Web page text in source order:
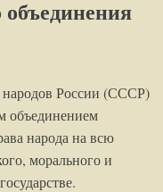
народов России (СССР)
объединением
народа на всю
морального и